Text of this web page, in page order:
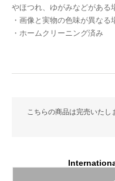
やほつれ、ゆがみなどがある
・画像と実物の色味が異なる
・ホームクリーニング済み
こちらの商品は完売いた